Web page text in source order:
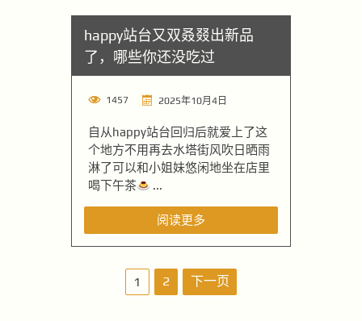
happy站台又双叒叕出新品
了，哪些你还没吃过
1457 2025年10月4日
自从happy站台回归后就爱上了这
个地方不用再去水塔街风吹日晒雨
淋了可以和小姐妹悠闲地坐在店里
喝下午茶
...
阅读更多
1 2 下一页